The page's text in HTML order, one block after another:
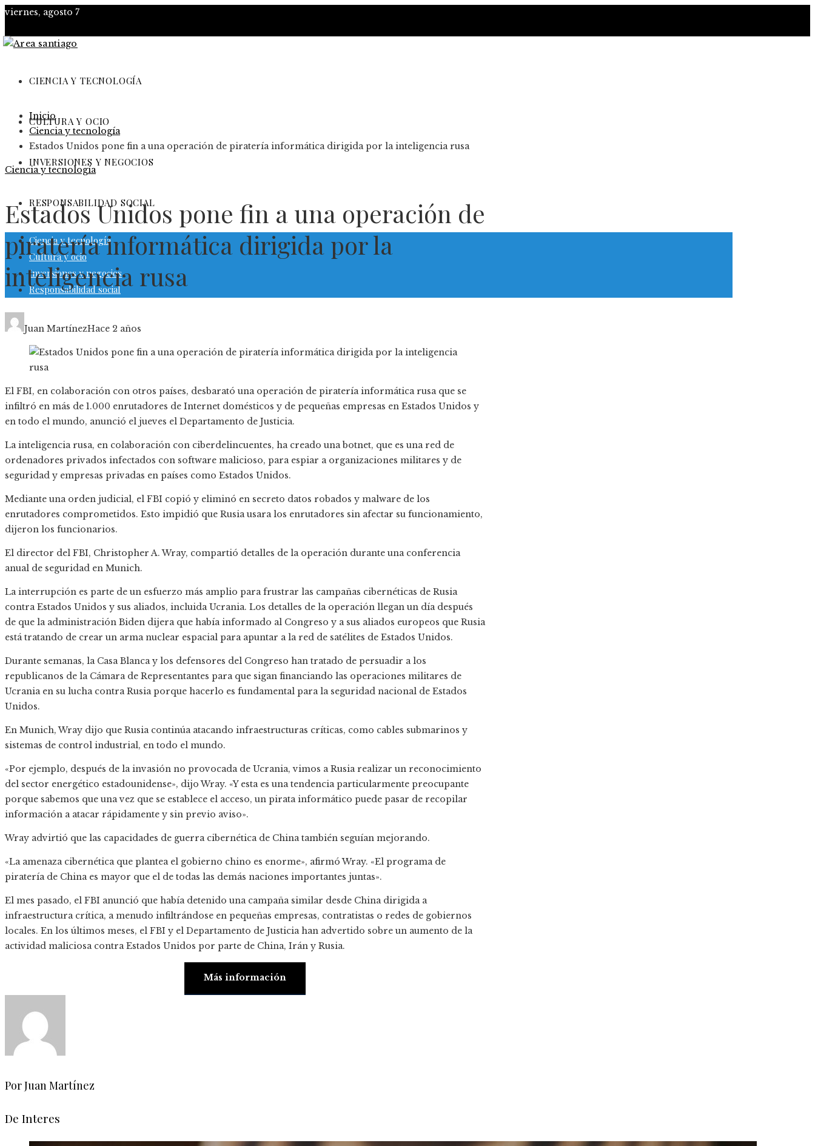
viernes, agosto 7
CIENCIA Y TECNOLOGÍA
CULTURA Y OCIO
INVERSIONES Y NEGOCIOS
RESPONSABILIDAD SOCIAL
Ciencia y tecnología
Cultura y ocio
Inversiones y negocios
Responsabilidad social
Inicio
Ciencia y tecnología
Estados Unidos pone fin a una operación de piratería informática dirigida por la inteligencia rusa
Ciencia y tecnología
Estados Unidos pone fin a una operación de
piratería informática dirigida por la
inteligencia rusa
Juan MartínezHace 2 años
El FBI, en colaboración con otros países, desbarató una operación de piratería informática rusa que se
infiltró en más de 1.000 enrutadores de Internet domésticos y de pequeñas empresas en Estados Unidos y
en todo el mundo, anunció el jueves el Departamento de Justicia.
La inteligencia rusa, en colaboración con ciberdelincuentes, ha creado una botnet, que es una red de
ordenadores privados infectados con software malicioso, para espiar a organizaciones militares y de
seguridad y empresas privadas en países como Estados Unidos.
Mediante una orden judicial, el FBI copió y eliminó en secreto datos robados y malware de los
enrutadores comprometidos. Esto impidió que Rusia usara los enrutadores sin afectar su funcionamiento,
dijeron los funcionarios.
El director del FBI, Christopher A. Wray, compartió detalles de la operación durante una conferencia
anual de seguridad en Munich.
La interrupción es parte de un esfuerzo más amplio para frustrar las campañas cibernéticas de Rusia
contra Estados Unidos y sus aliados, incluida Ucrania. Los detalles de la operación llegan un día después
de que la administración Biden dijera que había informado al Congreso y a sus aliados europeos que Rusia
está tratando de crear un arma nuclear espacial para apuntar a la red de satélites de Estados Unidos.
Durante semanas, la Casa Blanca y los defensores del Congreso han tratado de persuadir a los
republicanos de la Cámara de Representantes para que sigan financiando las operaciones militares de
Ucrania en su lucha contra Rusia porque hacerlo es fundamental para la seguridad nacional de Estados
Unidos.
En Munich, Wray dijo que Rusia continúa atacando infraestructuras críticas, como cables submarinos y
sistemas de control industrial, en todo el mundo.
«Por ejemplo, después de la invasión no provocada de Ucrania, vimos a Rusia realizar un reconocimiento
del sector energético estadounidense», dijo Wray. «Y esta es una tendencia particularmente preocupante
porque sabemos que una vez que se establece el acceso, un pirata informático puede pasar de recopilar
información a atacar rápidamente y sin previo aviso».
Wray advirtió que las capacidades de guerra cibernética de China también seguían mejorando.
«La amenaza cibernética que plantea el gobierno chino es enorme», afirmó Wray. «El programa de
piratería de China es mayor que el de todas las demás naciones importantes juntas».
El mes pasado, el FBI anunció que había detenido una campaña similar desde China dirigida a
infraestructura crítica, a menudo infiltrándose en pequeñas empresas, contratistas o redes de gobiernos
locales. En los últimos meses, el FBI y el Departamento de Justicia han advertido sobre un aumento de la
actividad maliciosa contra Estados Unidos por parte de China, Irán y Rusia.
Más información
Por Juan Martínez
De Interes